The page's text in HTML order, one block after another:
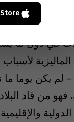
وأماكن
في دول ما
يكن يوما ما
من قاد